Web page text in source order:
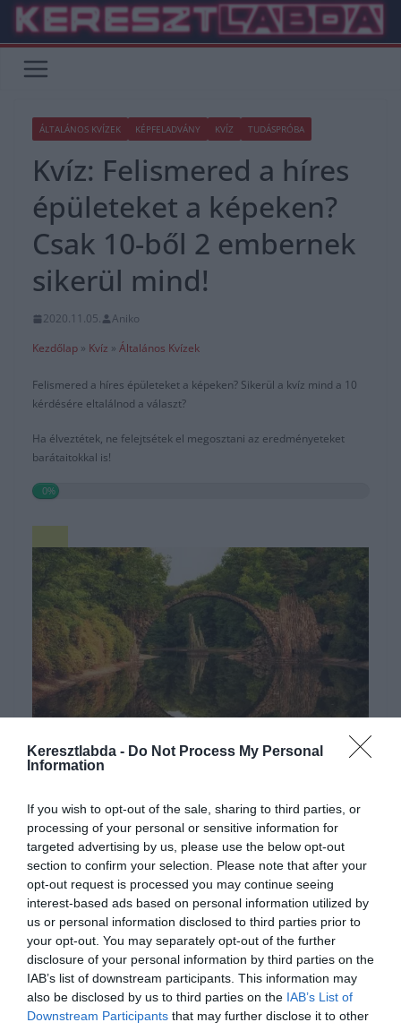
Keresztlabda - Do Not Process My Personal
Information
If you wish to opt-out of the sale, sharing to third parties, or
processing of your personal or sensitive information for
targeted advertising by us, please use the below opt-out
section to confirm your selection. Please note that after your
opt-out request is processed you may continue seeing
interest-based ads based on personal information utilized by
us or personal information disclosed to third parties prior to
your opt-out. You may separately opt-out of the further
disclosure of your personal information by third parties on the
IAB’s list of downstream participants. This information may
also be disclosed by us to third parties on the IAB’s List of
Downstream Participants that may further disclose it to other
Skip
content
ÁLTALÁNOS KVÍZEK KÉPFELADVÁNY KVÍZ TUDÁSPRÓBA
Kvíz: Felismered a híres
épületeket a képeken?
Csak 10-ből 2 embernek
sikerül mind!
2020.11.05.
Aniko
Kezdőlap » Kvíz » Általános Kvízek
Felismered a híres épületeket a képeken? Sikerül a kvíz mind a 10
kérdésére eltalálnod a választ?
Ha élveztétek, ne felejtsétek el megosztani az eredményeteket
barátaitokkal is!
0%